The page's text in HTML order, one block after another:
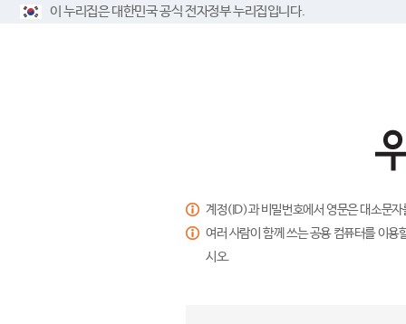
이 누리집은 대한민국 공식 전자정부 누리집입니다.
계정(ID)과 비밀번호에서 영문은 대소문
여러 사람이 함께 쓰는 공용 컴퓨터를 이
시오.